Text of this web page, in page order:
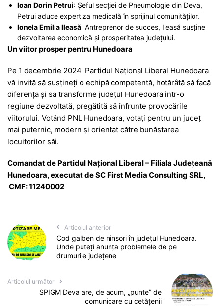
Ioan Dorin Petrui: Șeful secției de Pneumologie din Deva,
Petrui aduce expertiza medicală în sprijinul comunităților.
Ionela Emilia Ileasă: Antreprenor de succes, Ileasă susține
dezvoltarea economică și prosperitatea județului.
Un viitor prosper pentru Hunedoara
Pe 1 decembrie 2024, Partidul Național Liberal Hunedoara
vă invită să susțineți o echipă competentă, hotărâtă să facă
diferența și să transforme județul Hunedoara într-o
regiune dezvoltată, pregătită să înfrunte provocările
viitorului. Votând PNL Hunedoara, votați pentru un județ
mai puternic, modern și orientat către bunăstarea
locuitorilor săi.
Comandat de Partidul Național Liberal – Filiala Județeană
Hunedoara, executat de SC First Media Consulting SRL,
CMF: 11240002
Articolul anterior
Cod galben de ninsori în județul Hunedoara.
Unde puteți anunța problemele de pe
drumurile județene
Articolul următor
SPIGM Deva are, de acum, „punte” de
comunicare cu cetățenii